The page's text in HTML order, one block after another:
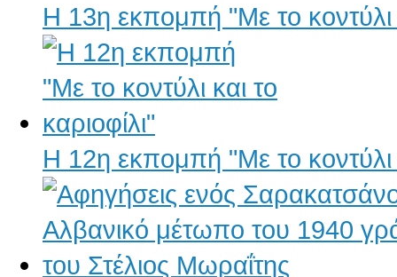
H 13η εκπομπή "Με το κοντύλι
H 12η εκπομπή "Με το κοντύλι